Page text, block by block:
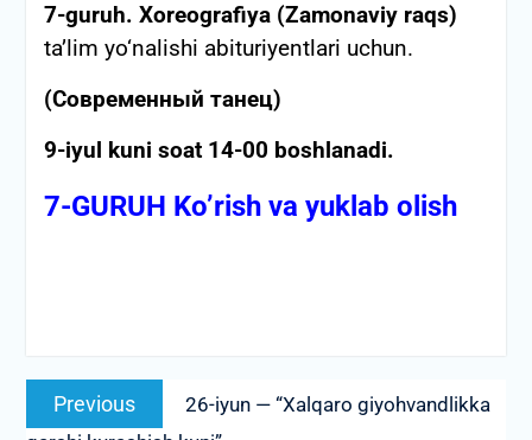
7-guruh. Xoreografiya (Zamonaviy raqs)
ta’lim yo‘nalishi abituriyentlari uchun.
(Современный танец)
9-iyul kuni soat 14-00 boshlanadi.
7-GURUH Ko’rish va yuklab olish
Post
menyusi
Previous
post:
26-iyun — “Xalqaro giyohvandlikka